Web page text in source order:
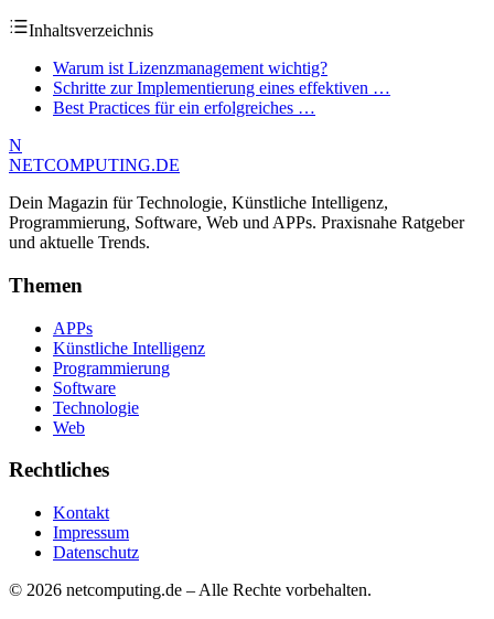
Inhaltsverzeichnis
Warum ist Lizenzmanagement wichtig?
Schritte zur Implementierung eines effektiven …
Best Practices für ein erfolgreiches …
N
NETCOMPUTING.DE
Dein Magazin für Technologie, Künstliche Intelligenz,
Programmierung, Software, Web und APPs. Praxisnahe Ratgeber
und aktuelle Trends.
Themen
APPs
Künstliche Intelligenz
Programmierung
Software
Technologie
Web
Rechtliches
Kontakt
Impressum
Datenschutz
© 2026 netcomputing.de – Alle Rechte vorbehalten.